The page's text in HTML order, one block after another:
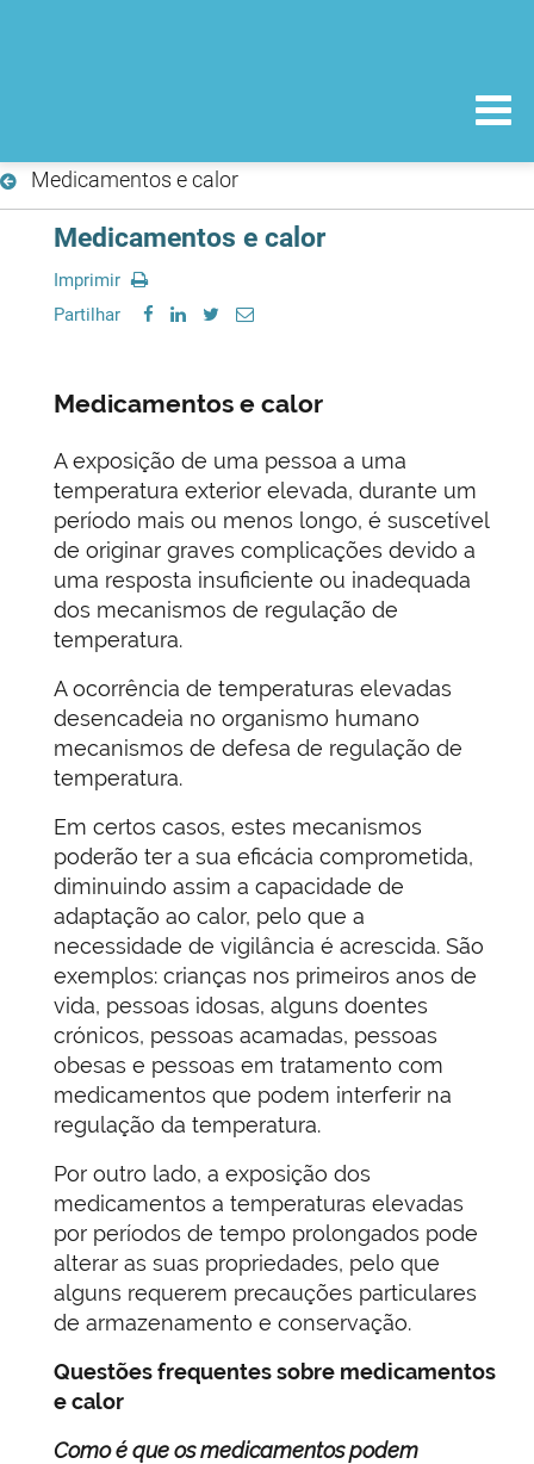
Medicamentos e calor
Medicamentos e calor
Imprimir
Partilhar
Medicamentos e calor
A exposição de uma pessoa a uma
temperatura exterior elevada, durante um
período mais ou menos longo, é suscetível
de originar graves complicações devido a
uma resposta insuficiente ou inadequada
dos mecanismos de regulação de
temperatura.
A ocorrência de temperaturas elevadas
desencadeia no organismo humano
mecanismos de defesa de regulação de
temperatura.
Em certos casos, estes mecanismos
poderão ter a sua eficácia comprometida,
diminuindo assim a capacidade de
adaptação ao calor, pelo que a
necessidade de vigilância é acrescida. São
exemplos: crianças nos primeiros anos de
vida, pessoas idosas, alguns doentes
crónicos, pessoas acamadas, pessoas
obesas e pessoas em tratamento com
medicamentos que podem interferir na
regulação da temperatura.
Por outro lado, a exposição dos
medicamentos a temperaturas elevadas
por períodos de tempo prolongados pode
alterar as suas propriedades, pelo que
alguns requerem precauções particulares
de armazenamento e conservação.
Questões frequentes sobre medicamentos
e calor
Como é que os medicamentos podem